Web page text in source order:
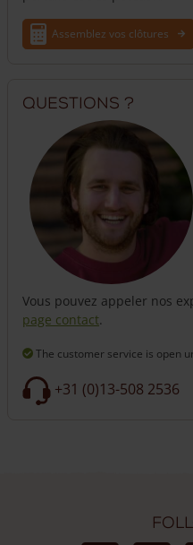
Assemblez vos clôtures
Questions ?
Vous pouvez appeler nos
page contact.
The customer service is open
+31 (0)13-508 2536